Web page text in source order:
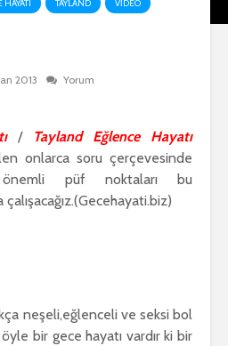
HAYATI TAYLAND VIDEO
2013
Yorum
/
Tayland Eğlence Hayatı
onlarca soru çerçevesinde
önemli püf noktaları bu
neşeli,eğlenceli ve seksi bol
bir gece hayatı vardır ki bir